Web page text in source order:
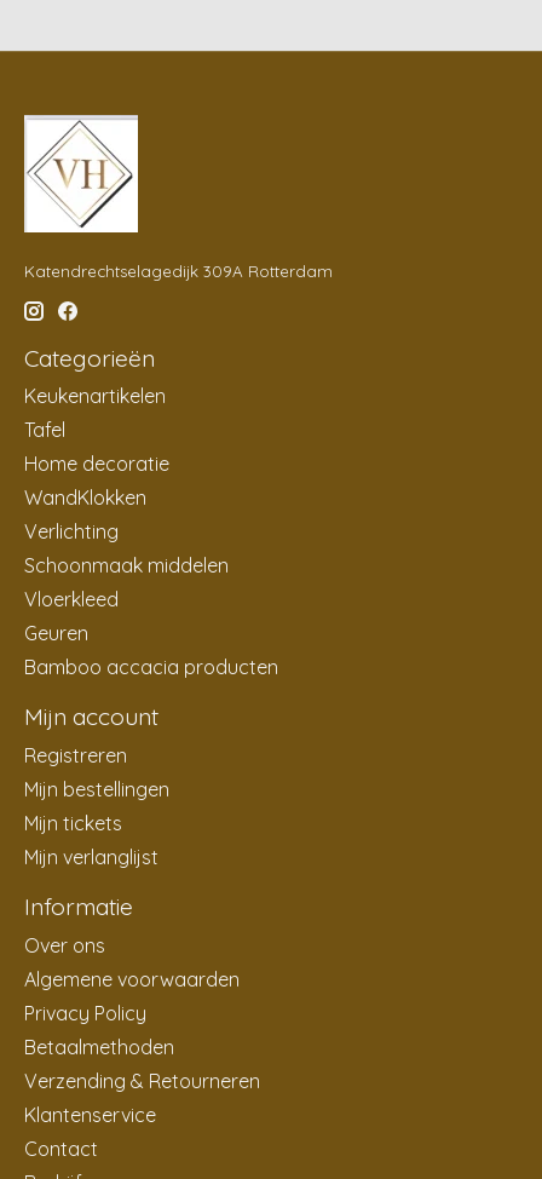
Katendrechtselagedijk 309A Rotterdam
Categorieën
Keukenartikelen
Tafel
Home decoratie
WandKlokken
Verlichting
Schoonmaak middelen
Vloerkleed
Geuren
Bamboo accacia producten
Mijn account
Registreren
Mijn bestellingen
Mijn tickets
Mijn verlanglijst
Informatie
Over ons
Algemene voorwaarden
Privacy Policy
Betaalmethoden
Verzending & Retourneren
Klantenservice
Contact